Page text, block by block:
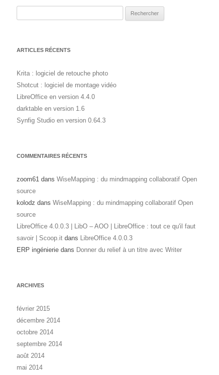
ARTICLES RÉCENTS
Krita : logiciel de retouche photo
Shotcut : logiciel de montage vidéo
LibreOffice en version 4.4.0
darktable en version 1.6
Synfig Studio en version 0.64.3
COMMENTAIRES RÉCENTS
zoom61 dans WiseMapping : du mindmapping collaboratif Open
source
kolodz dans WiseMapping : du mindmapping collaboratif Open
source
LibreOffice 4.0.0.3 | LibO – AOO | LibreOffice : tout ce qu'il faut
savoir | Scoop.it dans LibreOffice 4.0.0.3
ERP ingénierie dans Donner du relief à un titre avec Writer
ARCHIVES
février 2015
décembre 2014
octobre 2014
septembre 2014
août 2014
mai 2014